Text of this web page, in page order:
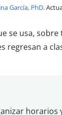
García, PhD.
se usa,
regresan a